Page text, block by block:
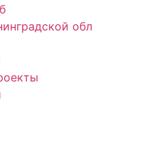
обл